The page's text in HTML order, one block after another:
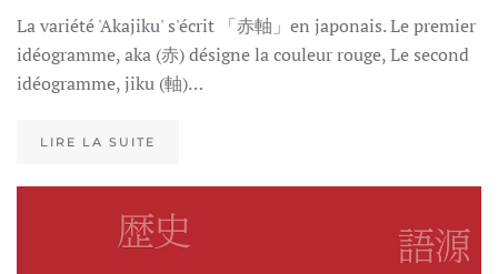
La variété 'Akajiku' s'écrit 「赤軸」en japonais. Le premier
idéogramme, aka (赤) désigne la couleur rouge, Le second
idéogramme, jiku (軸)…
LIRE LA SUITE